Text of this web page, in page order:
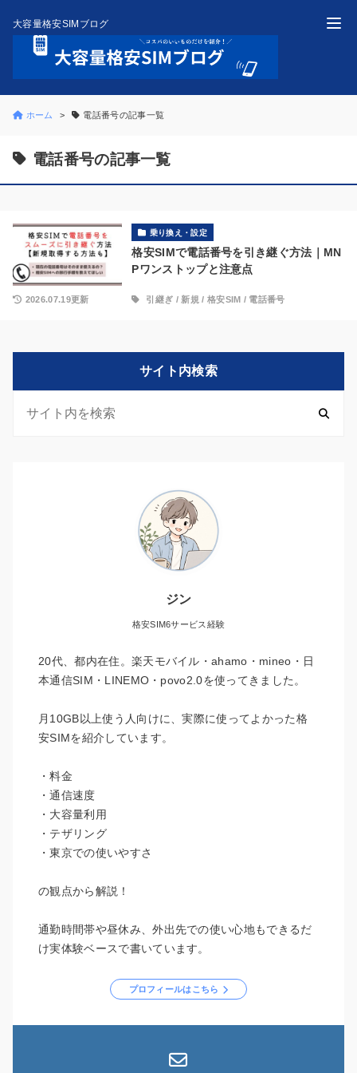
大容量格安SIMブログ
ホーム 電話番号の記事一覧
電話番号の記事一覧
乗り換え・設定
格安SIMで電話番号を引き継ぐ方法｜MN
Pワンストップと注意点
2026.07.19更新 引継ぎ / 新規 / 格安SIM / 電話番号
サイト内検索
ジン
格安SIM6サービス経験
20代、都内在住。楽天モバイル・ahamo・mineo・日
本通信SIM・LINEMO・povo2.0を使ってきました。
月10GB以上使う人向けに、実際に使ってよかった格
安SIMを紹介しています。
・料金
・通信速度
・大容量利用
・テザリング
・東京での使いやすさ
の観点から解説！
通勤時間帯や昼休み、外出先での使い心地もできるだ
け実体験ベースで書いています。
プロフィールはこちら